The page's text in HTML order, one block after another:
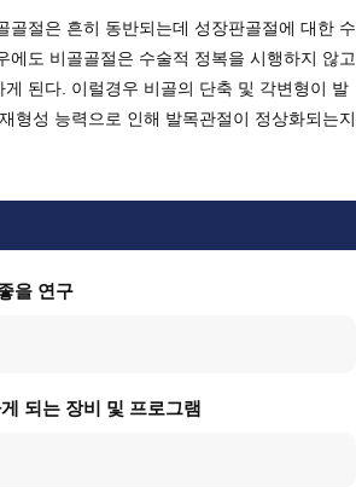
골절은 흔히 동반되는데 성장판골절에 대한 수
에도 비골골절은 수술적 정복을 시행하지 않고
게 된다. 이럴경우 비골의 단축 및 각변형이 발
형성 능력으로 인해 발목관절이 정상화되는지
을 연구
되는 장비 및 프로그램